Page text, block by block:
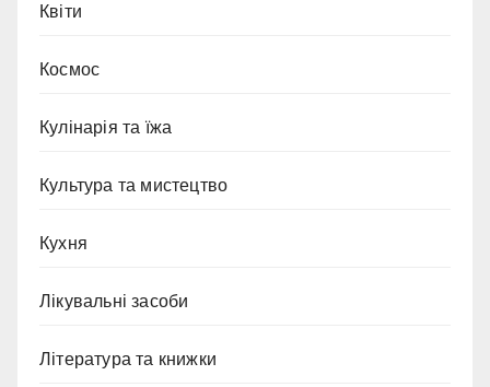
Квіти
Космос
Кулінарія та їжа
Культура та мистецтво
Кухня
Лікувальні засоби
Література та книжки